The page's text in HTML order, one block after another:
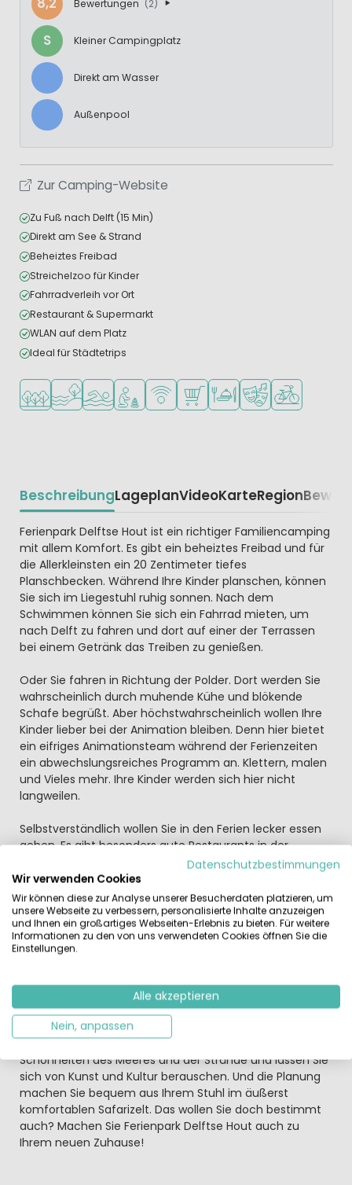
Bewertungen (2)
S Kleiner Campingplatz
Direkt am Wasser
Außenpool
Zur Camping-Website
Zu Fuß nach Delft (15 Min)
Direkt am See & Strand
Beheiztes Freibad
Streichelzoo für Kinder
Fahrradverleih vor Ort
Restaurant & Supermarkt
WLAN auf dem Platz
Ideal für Städtetrips
In waldreicher Umgebung
Am Wasser
FreibadEmpfohlen für kleine Kinder
WLAN verfügbar
Supermarkt/Laden
Restaurant oder Pizzeria
Animationsteam
Fahrradverleih
BeschreibungLageplanVideoKarteRegion
Beschrijving
Ferienpark Delftse Hout ist ein richtiger Familiencamping
mit allem Komfort. Es gibt ein beheiztes Freibad und für
die Allerkleinsten ein 20 Zentimeter tiefes
Planschbecken. Während Ihre Kinder planschen, können
Sie sich im Liegestuhl ruhig sonnen. Nach dem
Schwimmen können Sie sich ein Fahrrad mieten, um
nach Delft zu fahren und dort auf einer der Terrassen
bei einem Getränk das Treiben zu genießen.
Oder Sie fahren in Richtung der Polder. Dort werden Sie
wahrscheinlich durch muhende Kühe und blökende
Schafe begrüßt. Aber höchstwahrscheinlich wollen Ihre
Kinder lieber bei der Animation bleiben. Denn hier bietet
ein eifriges Animationsteam während der Ferienzeiten
ein abwechslungsreiches Programm an. Klettern, malen
und Vieles mehr. Ihre Kinder werden sich hier nicht
langweilen.
Selbstverständlich wollen Sie in den Ferien lecker essen
gehen. Es gibt besonders gute Restaurants in der
Umgebung. Oder das traditionelle „haring happen“ (das
Verzehren eines Herings aus der Hand) in Scheveningen?
Wenn Sie den Campingplatz nicht verlassen wollen, sind
Sie im renovierten Restaurant auf dem Camping
herzlich willkommen. Hier gibt es eine kleine Karte mit
köstlichen Mahlzeiten. Weiterhin gibt es für den kleinen
Kribbelt es bei Ihnen schon? Haben Sie bereits Lust
bekommen Ihre Ferien im Ferienpark Delftse Hout und
dem abwechslungsreichen Zuid-Holland zu verbringen?
Genießen Sie Stadt und Land. Entdecken Sie die
Schönheiten des Meeres und der Strände und lassen Sie
sich von Kunst und Kultur berauschen. Und die Planung
machen Sie bequem aus Ihrem Stuhl im äußerst
komfortablen Safarizelt. Das wollen Sie doch bestimmt
auch? Machen Sie Ferienpark Delftse Hout auch zu
Ihrem neuen Zuhause!
Datenschutzbestimmungen
Wir verwenden Cookies
Wir können diese zur Analyse unserer Besucherdaten platzieren, um
unsere Webseite zu verbessern, personalisierte Inhalte anzuzeigen
und Ihnen ein großartiges Webseiten-Erlebnis zu bieten. Für weitere
Informationen zu den von uns verwendeten Cookies öffnen Sie die
Einstellungen.
Alle akzeptieren
Nein, anpassen